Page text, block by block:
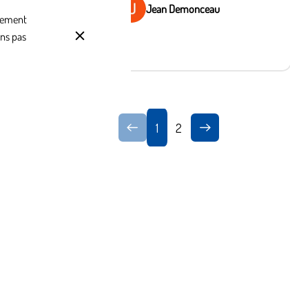
Jean Demonceau
1 2
pas